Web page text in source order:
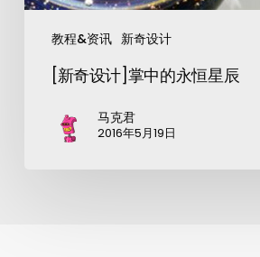
教程&资讯 新奇设计
[新奇设计]掌中的永恒星辰
马克君
2016年5月19日